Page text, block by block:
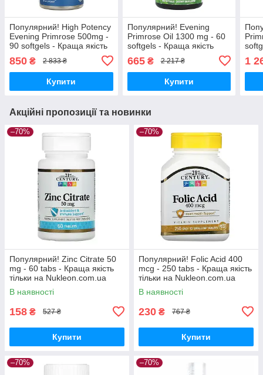
Популярний! High Potency
Evening Primrose 500mg -
90 softgels - Краща якість
тільки на Nukleon.com.ua
850 ₴ 2 833 ₴
Купити
Популярний! Evening
Primrose Oil 1300 mg - 60
softgels - Краща якість
тільки на Nukleon.com.ua
665₴ 2 217 ₴
Купити
1
Акційні пропозиції та новинки
–70%
Популярний! Zinc Citrate 50
mg - 60 tabs - Краща якість
тільки на Nukleon.com.ua
В наявності
158 ₴ 527 ₴
Купити
–70%
Популярний! Folic Acid 400
mcg - 250 tabs - Краща якість
тільки на Nukleon.com.ua
В наявності
230 ₴ 767 ₴
Купити
–70% –70%